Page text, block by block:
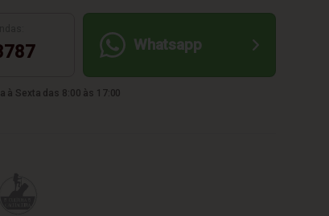
Whatsapp
à Sexta das 8:00 às 17:00